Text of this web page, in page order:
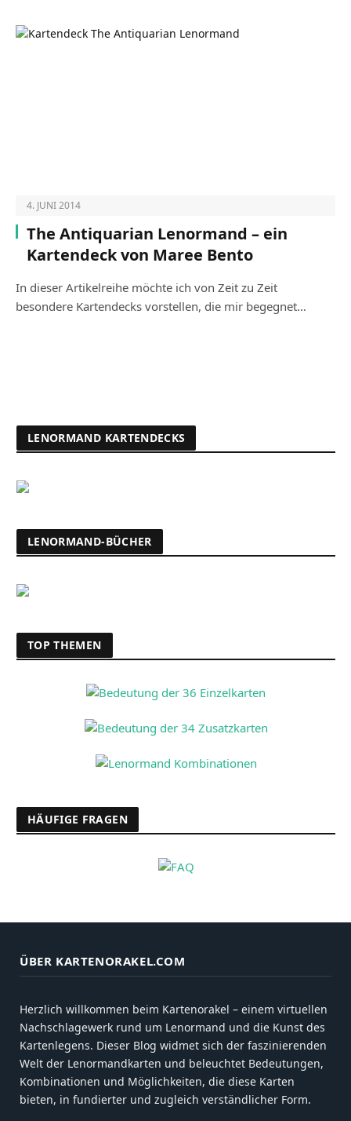
4. JUNI 2014
The Antiquarian Lenormand – ein
Kartendeck von Maree Bento
In dieser Artikelreihe möchte ich von Zeit zu Zeit
besondere Kartendecks vorstellen, die mir begegnet…
LENORMAND KARTENDECKS
LENORMAND-BÜCHER
TOP THEMEN
HÄUFIGE FRAGEN
ÜBER KARTENORAKEL.COM
Herzlich willkommen beim Kartenorakel – einem virtuellen
Nachschlagewerk rund um Lenormand und die Kunst des
Kartenlegens. Dieser Blog widmet sich der faszinierenden
Welt der Lenormandkarten und beleuchtet Bedeutungen,
Kombinationen und Möglichkeiten, die diese Karten
bieten, in fundierter und zugleich verständlicher Form.